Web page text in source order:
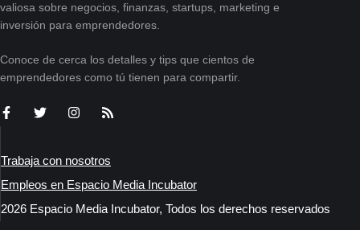
valiosa sobre negocios, finanzas, startups, marketing e
inversión para emprendedores.
Conoce de cerca los detalles y tips que cientos de
emprendedores como tú tienen para compartir.
Trabaja con nosotros
Empleos en Espacio Media Incubator
2026 Espacio Media Incubator, Todos los derechos reservados